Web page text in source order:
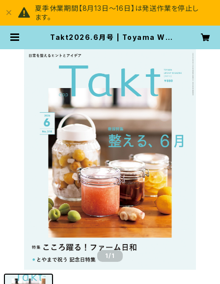
夏季休業期間【8月13日～16日】は発送作業を停止し
ます。
Takt2026.6月号 | Toyama Wo
1/1